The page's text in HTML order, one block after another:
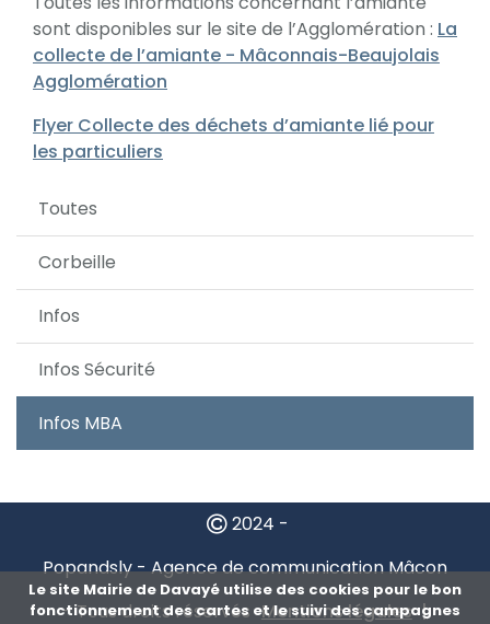
Le site Mairie de Davayé utilise des cookies pour le bon
fonctionnement des cartes et le suivi des campagnes
sont disponibles sur le site de l’Agglomération : La
collecte de l’amiante - Mâconnais-Beaujolais
Agglomération
Flyer Collecte des déchets d’amiante lié pour
les particuliers
Toutes
Corbeille
Infos
Infos Sécurité
Infos MBA
2024 -
Popandsly - Agence de communication Mâcon
- Tous droits réservés Mentions légales